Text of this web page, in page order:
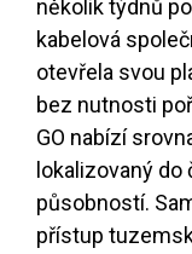
několik týdnů
kabelová
otevřela svou
bez nutnosti
GO nabízí
lokalizovaný
působností.
přístup